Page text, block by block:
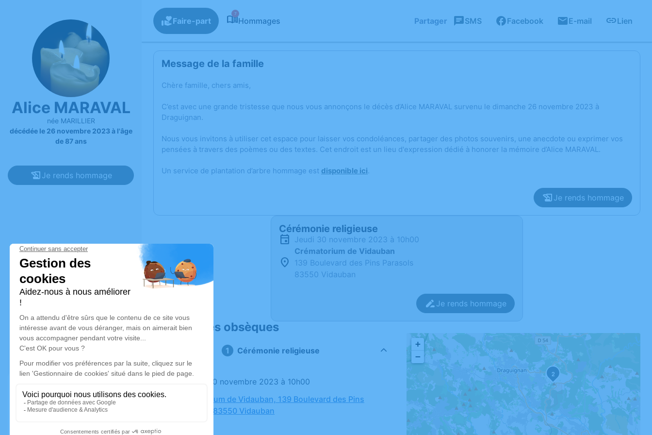
Alice MARAVAL
née MARILLIER
décédée le 26 novembre 2023 à l'âge
de 87 ans
Je rends hommage
Faire-part
7
Hommages Partager SMS Facebook E-mail Lien
Message de la famille
Chère famille, chers amis,
C’est avec une grande tristesse que nous vous annonçons le décès d’Alice MARAVAL survenu le dimanche 26 novembre 2023 à
Draguignan.
Nous vous invitons à utiliser cet espace pour laisser vos condoléances, partager des photos souvenirs, une anecdote ou exprimer vos
pensées à travers des poèmes ou des textes. Cet endroit est un lieu d'expression dédié à honorer la mémoire d’Alice MARAVAL.
Un service de plantation d’arbre hommage est disponible ici.
Je rends hommage
Cérémonie religieuse
jeudi 30 novembre 2023 à 10h00
Crématorium de Vidauban
139 Boulevard des Pins Parasols
83550 Vidauban
Je rends hommage
Déroulé des obsèques
Cérémonie religieuse
Le jeudi 30 novembre 2023 à 10h00
Crématorium de Vidauban, 139 Boulevard des Pins
Parasols, 83550 Vidauban
2
+
−